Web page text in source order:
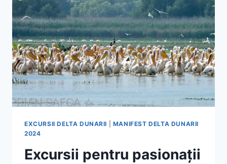
EXCURSII DELTA DUNARII
MANIFEST DELTA DUNARII
2024
Excursii pentru pasionații